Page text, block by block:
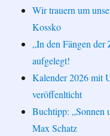
Wir trauern um
Kossko
„In den Fängen
aufgelegt!
Kalender 2026 mit
veröffenlticht
Buchtipp: „Sonnen
Max Schatz